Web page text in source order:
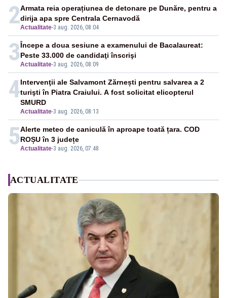
2Actualitate-3 aug. 2026, 08:04
Armata reia operațiunea de detonare pe Dunăre, pentru a
dirija apa spre Centrala Cernavodă
3Actualitate-3 aug. 2026, 08:09
Începe a doua sesiune a examenului de Bacalaureat:
Peste 33.000 de candidaţi înscrişi
4
Actualitate-3 aug. 2026, 08:13
Intervenţii ale Salvamont Zărnești pentru salvarea a 2
turişti în Piatra Craiului. A fost solicitat elicopterul
SMURD
5Actualitate-3 aug. 2026, 07:48
Alerte meteo de caniculă în aproape toată țara. COD
ROȘU în 3 județe
ACTUALITATE